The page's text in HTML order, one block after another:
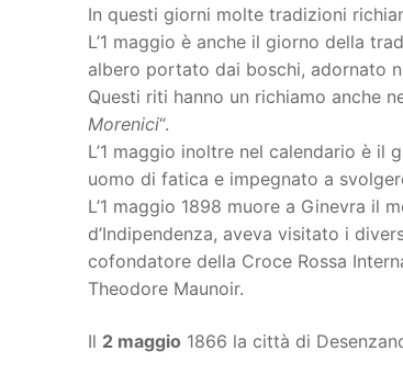
In questi giorni molte tradizioni
L’1 maggio è anche il giorno della
albero portato dai boschi, adornato
Questi riti hanno un richiamo anche
Morenici“.
L’1 maggio inoltre nel calendario è
uomo di fatica e impegnato a
L’1 maggio 1898 muore a Ginevra il
d’Indipendenza, aveva visitato i
cofondatore della Croce Rossa
Theodore Maunoir.
Il 2 maggio 1866 la città di